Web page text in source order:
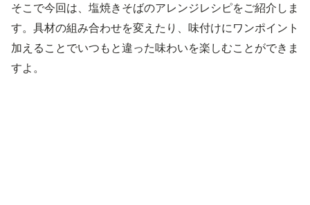
そこで今回は、塩焼きそばのアレンジレシピをご紹介しま
す。具材の組み合わせを変えたり、味付けにワンポイント
加えることでいつもと違った味わいを楽しむことができま
すよ。